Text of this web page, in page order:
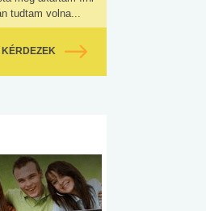
tudtam volna...
KÉRDEZEK